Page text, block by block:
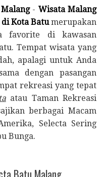
- Wisata Malang
Kota Batumerupakan
favorite di kawasan
Tempat wisata yang
apalagi untuk Anda
dengan pasangan
rekreasi yang tepat
atau Taman Rekreasi
berbagai Macam
Selecta Sering
Bunga.
Batu Malang